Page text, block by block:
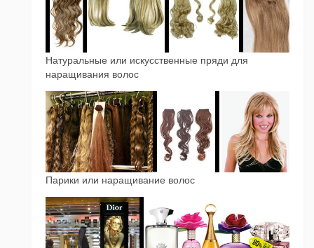
Натуральные или искусственные пряди для
наращивания волос
Парики или наращивание волос